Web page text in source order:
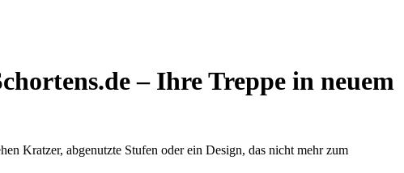
– Ihre Treppe in neuem
Kratzer, abgenutzte Stufen oder ein Design, das nicht mehr zum